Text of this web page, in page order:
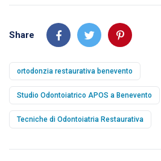
Share
ortodonzia restaurativa benevento
Studio Odontoiatrico APOS a Benevento
Tecniche di Odontoiatria Restaurativa